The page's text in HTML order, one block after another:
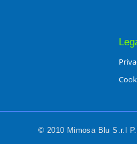
© 2010 Mimosa Blu S.r.l